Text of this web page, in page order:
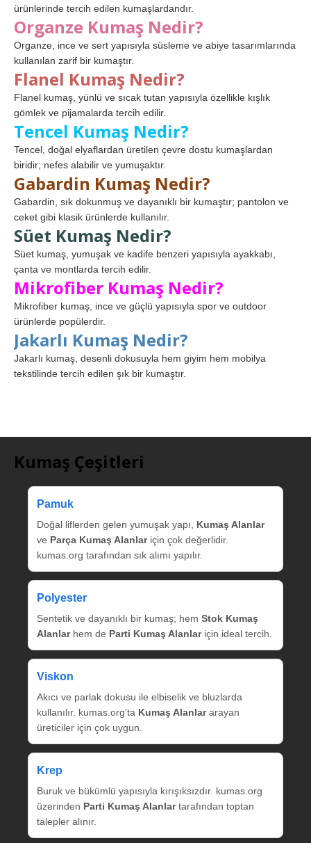
ürünlerinde tercih edilen kumaşlardandır.
Organze Kumaş Nedir?
Organze, ince ve sert yapısıyla süsleme ve abiye tasarımlarında
kullanılan zarif bir kumaştır.
Flanel Kumaş Nedir?
Flanel kumaş, yünlü ve sıcak tutan yapısıyla özellikle kışlık
gömlek ve pijamalarda tercih edilir.
Tencel Kumaş Nedir?
Tencel, doğal elyaflardan üretilen çevre dostu kumaşlardan
biridir; nefes alabilir ve yumuşaktır.
Gabardin Kumaş Nedir?
Gabardin, sık dokunmuş ve dayanıklı bir kumaştır; pantolon ve
ceket gibi klasik ürünlerde kullanılır.
Süet Kumaş Nedir?
Süet kumaş, yumuşak ve kadife benzeri yapısıyla ayakkabı,
çanta ve montlarda tercih edilir.
Mikrofiber Kumaş Nedir?
Mikrofiber kumaş, ince ve güçlü yapısıyla spor ve outdoor
ürünlerde popülerdir.
Jakarlı Kumaş Nedir?
Jakarlı kumaş, desenli dokusuyla hem giyim hem mobilya
tekstilinde tercih edilen şık bir kumaştır.
Kumaş Çeşitleri
Pamuk
Doğal liflerden gelen yumuşak yapı, Kumaş Alanlar
ve Parça Kumaş Alanlariçin çok değerlidir.
kumas.org tarafından sık alımı yapılır.
Polyester
Sentetik ve dayanıklı bir kumaş; hem Stok Kumaş
Alanlarhem de Parti Kumaş Alanlariçin ideal tercih.
Viskon
Akıcı ve parlak dokusu ile elbiselik ve bluzlarda
kullanılır. kumas.org’ta Kumaş Alanlararayan
üreticiler için çok uygun.
Krep
Buruk ve bükümlü yapısıyla kırışıksızdır. kumas.org
üzerinden Parti Kumaş Alanlartarafından toptan
talepler alınır.